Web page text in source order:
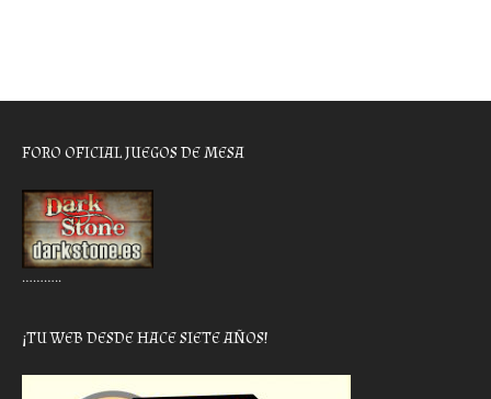
FORO OFICIAL JUEGOS DE MESA
………..
¡TU WEB DESDE HACE SIETE AÑOS!